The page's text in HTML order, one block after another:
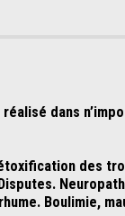
dans
des
Boulimie,